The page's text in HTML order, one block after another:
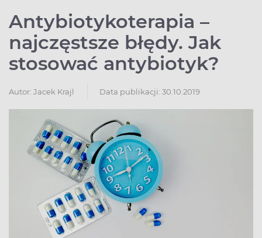
Antybiotykoterapia –
najczęstsze błędy. Jak
stosować antybiotyk?
Autor: Jacek Krajl Data publikacji: 30.10.2019